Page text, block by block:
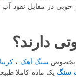
خوبی در
دارند؟
بخصوص سنگ آهک ،
سنگ یک ماده کاملا